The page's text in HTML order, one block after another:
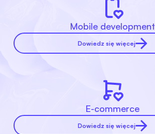
Mobile development
Dowiedz się więcej
E-commerce
Dowiedz się więcej